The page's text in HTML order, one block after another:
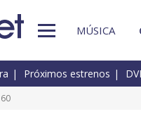
MÚSICA
Próximos estrenos